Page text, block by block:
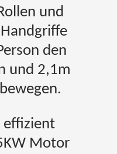
und
den
und 2,1m
effizient
Motor